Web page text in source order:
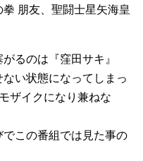
朋友、聖闘士星矢海皇
るのは『窪田サキ』
い状態になってしまっ
ザイクになり兼ねな
この番組では見た事の